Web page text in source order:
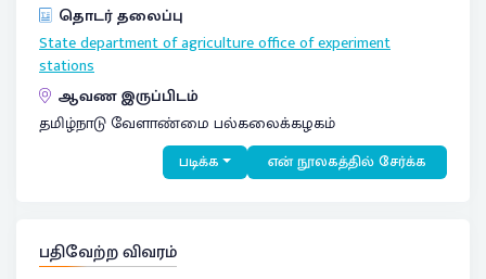
தொடர் தலைப்பு
State department of agriculture office of experiment
stations
ஆவண இருப்பிடம்
தமிழ்நாடு வேளாண்மை பல்கலைக்கழகம்
படிக்க என் நூலகத்தில் சேர்க்க
பதிவேற்ற விவரம்